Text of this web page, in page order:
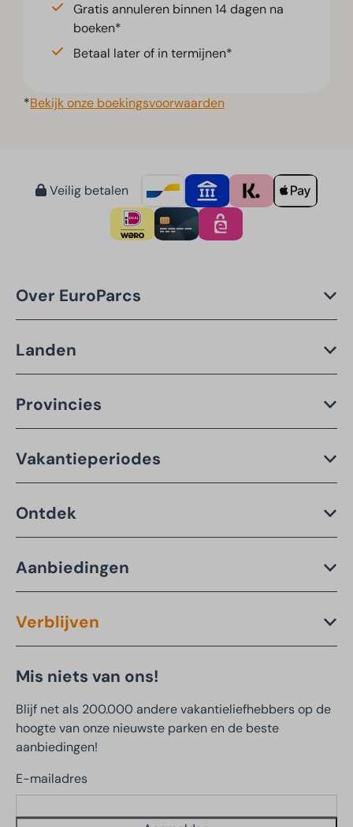
Gratis annuleren binnen 14 dagen na
boeken*
Betaal later of in termijnen*
*Bekijk onze boekingsvoorwaarden
Veilig betalen
Over EuroParcs
Landen
Provincies
Vakantieperiodes
Ontdek
Aanbiedingen
Verblijven
Mis niets van ons!
Blijf net als 200.000 andere vakantieliefhebbers op de
hoogte van onze nieuwste parken en de beste
aanbiedingen!
E-mailadres